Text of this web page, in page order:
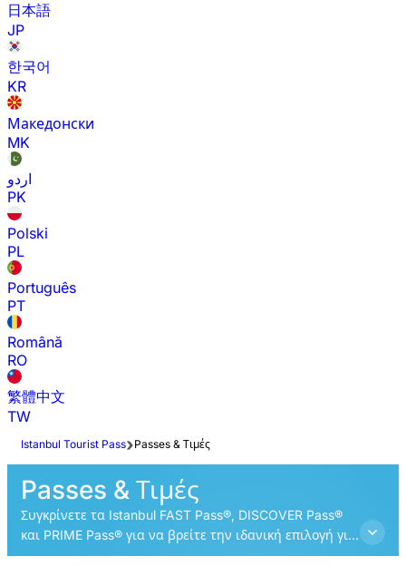
日本語
JP
한국어
KR
Македонски
MK
اردو
PK
Polski
PL
Português
PT
Română
RO
繁體中文
TW
Istanbul Tourist Pass Passes & Τιμές
Passes & Τιμές
Συγκρίνετε τα Istanbul FAST Pass®, DISCOVER Pass®
και PRIME Pass® για να βρείτε την ιδανική επιλογή για
το ταξίδι σας και ανακαλύψτε τα κορυφαία αξιοθέατα